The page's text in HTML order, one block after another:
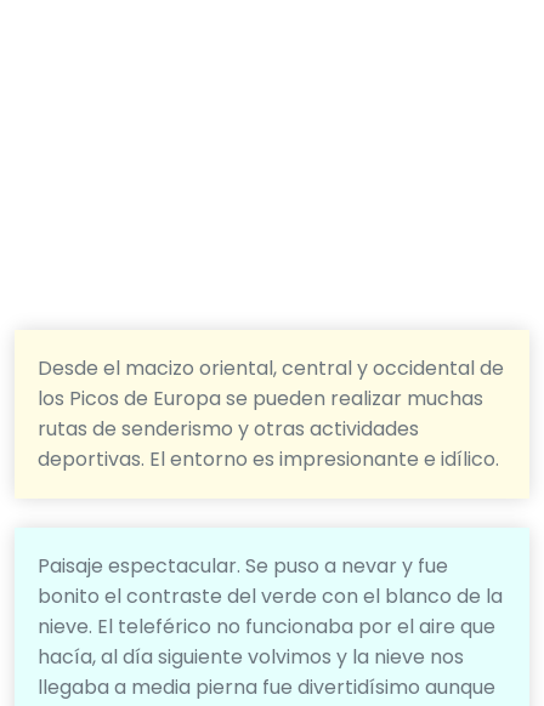
Desde el macizo oriental, central y occidental de
los Picos de Europa se pueden realizar muchas
rutas de senderismo y otras actividades
deportivas. El entorno es impresionante e idílico.
Paisaje espectacular. Se puso a nevar y fue
bonito el contraste del verde con el blanco de la
nieve. El teleférico no funcionaba por el aire que
hacía, al día siguiente volvimos y la nieve nos
llegaba a media pierna fue divertidísimo aunque